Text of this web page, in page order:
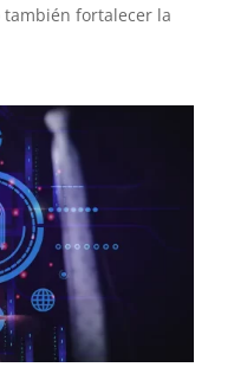
fortalecer la